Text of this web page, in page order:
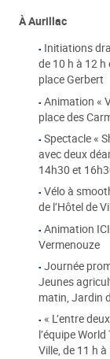
À Aurillac
Initiations
de 10 h à 12 h
place Gerbert
Animation «
place des
Spectacle «
avec deux
14h30 et
Vélo à
de l’Hôtel de
Animation
Vermenouze
Journée
Jeunes
matin, Jardin
« L’entre
l’équipe
Ville, de 11 h à